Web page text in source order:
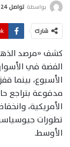
بواسطة تواصل 24
شارك
كشف «مرصد
مدفوعة بتراجع
الأمريكية،
تطورات
الأوسط.